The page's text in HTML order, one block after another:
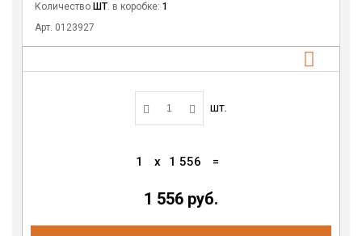
Количество ШТ. в коробке: 1
Арт. 0123927
шт.
1 x 1 556 =
1 556 руб.